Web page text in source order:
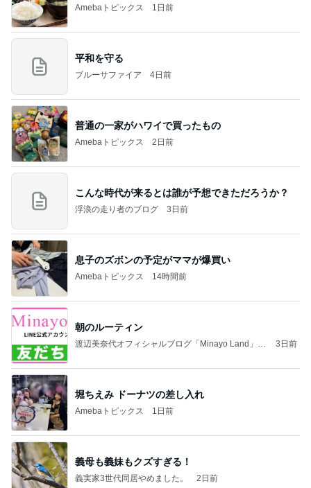
Amebaトピックス 1日前
平和を守る
ブルーサファイア 4日前
普通の一家がハワイで買ったもの
Amebaトピックス 2日前
こんな時代が来るとは誰が予想できただろうか？
浮浪の走り者のブログ 3日前
息子のズボンの予定がママが爆買い
Amebaトピックス 14時間前
朝のルーティン
渡辺美奈代オフィシャルブログ「Minayo Land」P
3日前
堀ちえみ ドーナツの差し入れ
Amebaトピックス 1日前
義母も義妹もクズすぎる！
義実家3世代同居やめました。 2日前